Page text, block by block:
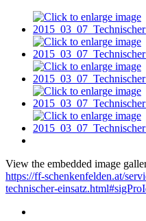
View the embedded image
https://ff-schenkenfelden.at/
technischer-